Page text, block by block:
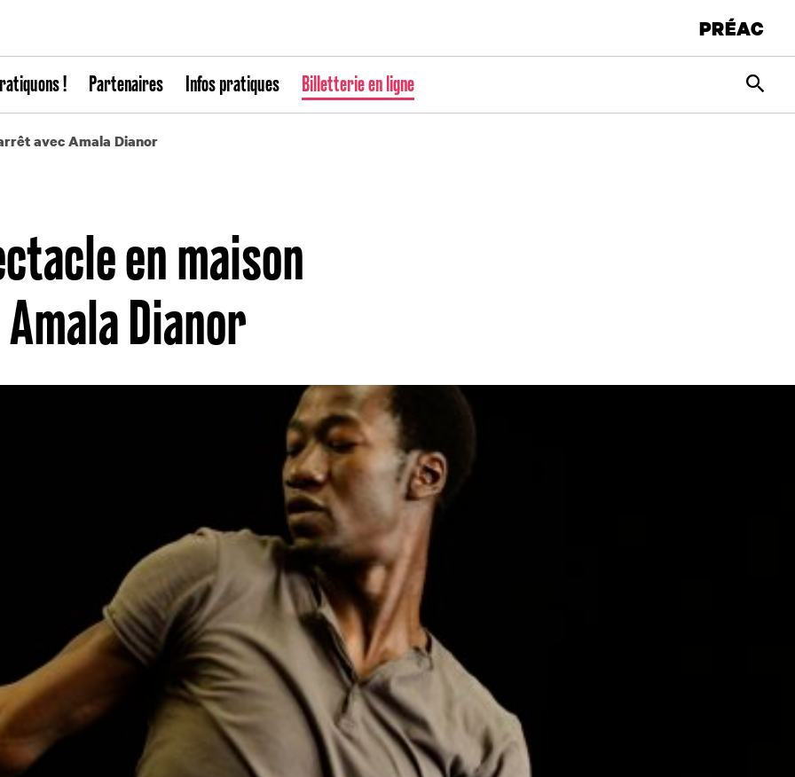
! Partenaires Infos pratiques Billetterie en ligne
PRÉAC
avec Amala Dianor
en maison
Dianor